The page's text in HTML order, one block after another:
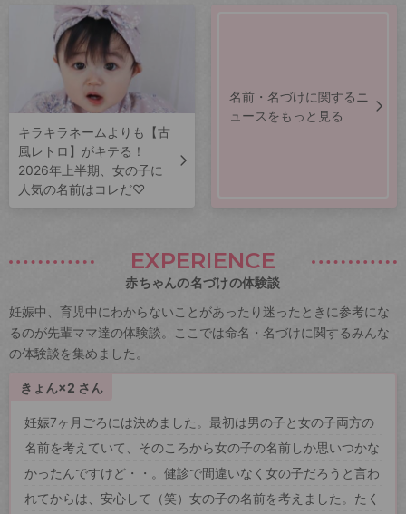
キラキラネームよりも【古
風レトロ】がキテる！
2026年上半期、女の子に
人気の名前はコレだ♡
名前・名づけに関するニ
ュースをもっと見る
EXPERIENCE
赤ちゃんの名づけの体験談
妊娠中、育児中にわからないことがあったり迷ったときに参考にな
るのが先輩ママ達の体験談。ここでは命名・名づけに関するみんな
の体験談を集めました。
きょん×2 さん
妊娠7ヶ月ごろには決めました。最初は男の子と女の子両方の
名前を考えていて、そのころから女の子の名前しか思いつかな
かったんですけど・・。健診で間違いなく女の子だろうと言わ
れてからは、安心して（笑）女の子の名前を考えました。たく